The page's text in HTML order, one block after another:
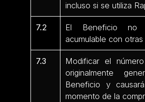
incluso si se utiliza
7.2
El Beneficio no
acumulable con
7.3
Modificar el
originalmente
Beneficio y
momento de la